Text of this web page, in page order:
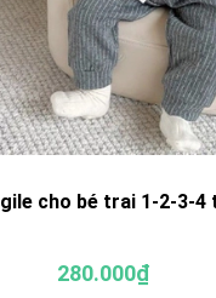
cho bé trai 1-2-3-
280.000₫